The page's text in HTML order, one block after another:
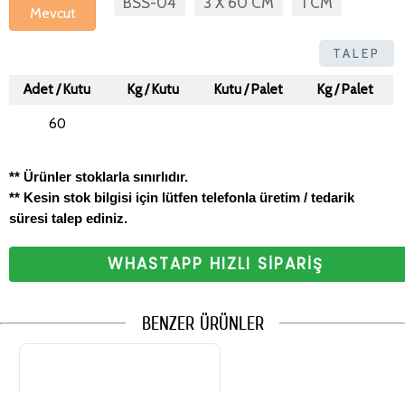
Mevcut
TALEP
Adet / Kutu Kg / Kutu Kutu / Palet Kg / Palet
60
** Ürünler stoklarla sınırlıdır.
** Kesin stok bilgisi için lütfen telefonla üretim / tedarik
süresi talep ediniz.
WHASTAPP HIZLI SİPARİŞ
BENZER ÜRÜNLER